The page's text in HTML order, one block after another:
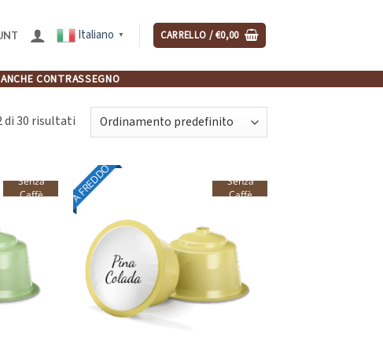
Italiano ▼ CARRELLO /€0,00
CONTRASSEGNO
di 30 risultati
Senza
Caffè
Senza
Caffè
A FREDDO